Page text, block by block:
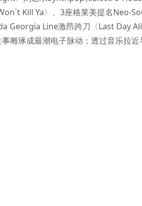
Kill Ya〉、3座格莱美提名Neo-
Georgia Line激昂跨刀〈Last Day
雕琢成最潮电子脉动；透过音乐拉近